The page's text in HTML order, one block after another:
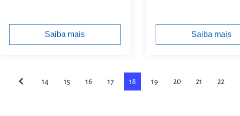
Saiba mais Saiba mais
14 15 16 17 18 19 20 21 22